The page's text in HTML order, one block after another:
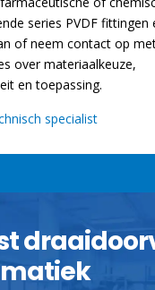
series PVDF fittingen
of neem contact op
over materiaalkeuze,
en toepassing.
specialist